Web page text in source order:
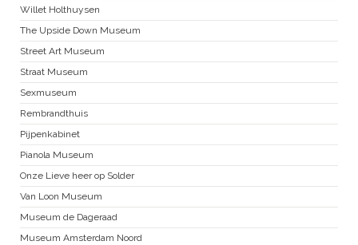
Willet Holthuysen
The Upside Down Museum
Street Art Museum
Straat Museum
Sexmuseum
Rembrandthuis
Pijpenkabinet
Pianola Museum
Onze Lieve heer op Solder
Van Loon Museum
Museum de Dageraad
Museum Amsterdam Noord